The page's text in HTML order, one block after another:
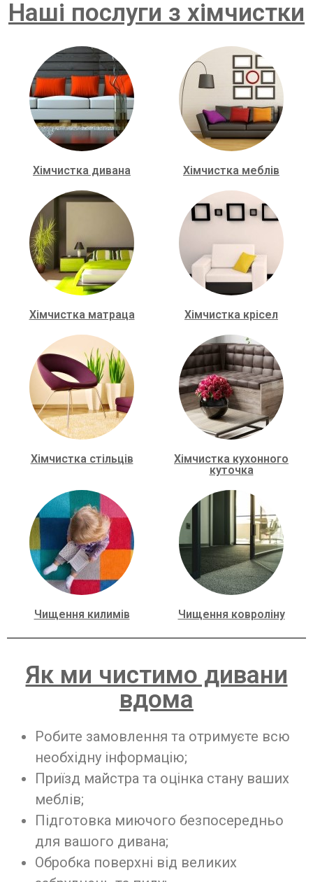
Наші послуги з хімчистки
Хімчистка дивана Хімчистка меблів
Хімчистка матраца Хімчистка крісел
Хімчистка стільців
Хімчистка кухонного
куточка
Чищення килимів Чищення ковроліну
Як ми чистимо дивани
вдома
Робите замовлення та отримуєте всю
необхідну інформацію;
Приїзд майстра та оцінка стану ваших
меблів;
Підготовка миючого безпосередньо
для вашого дивана;
Обробка поверхні від великих